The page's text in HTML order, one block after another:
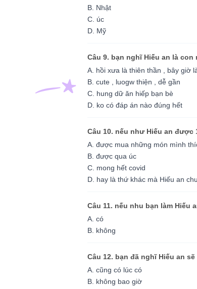
B. Nhật
C. úc
D. Mỹ
Câu 9. bạn nghĩ Hiếu an là
A. hồi xưa là thiên thần , bây giờ
B. cute , luogw thiện , dễ gần
C. hung dữ ăn hiếp bạn bè
D. ko có đáp án nào đúng hết
Câu 10. nếu như Hiếu an
A. được mua những món mình
B. được qua úc
C. mong hết covid
D. hay là thứ khác mà Hiếu an
Câu 11. nếu nhu bạn làm
A. có
B. không
Câu 12. bạn đã nghĩ Hiếu an
A. cũng có lúc có
B. không bao giờ